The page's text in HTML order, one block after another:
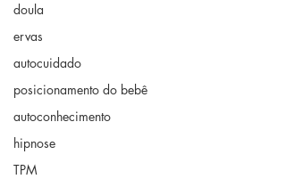
doula
ervas
autocuidado
posicionamento do bebê
autoconhecimento
hipnose
TPM